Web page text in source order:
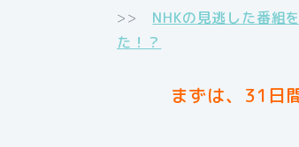
>> NHKの見逃した番組
た！？
まずは、31日